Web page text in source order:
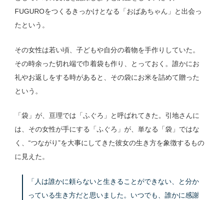
FUGUROをつくるきっかけとなる「おばあちゃん」と出会っ
たという。
その女性は若い頃、子どもや自分の着物を手作りしていた。
その時余った切れ端で巾着袋も作り、とっておく。誰かにお
礼やお返しをする時があると、その袋にお米を詰めて贈った
という。
「袋」が、亘理では「ふぐろ」と呼ばれてきた。引地さんに
は、その女性が手にする「ふぐろ」が、単なる「袋」ではな
く、“つながり”を大事にしてきた彼女の生き方を象徴するもの
に見えた。
「人は誰かに頼らないと生きることができない、と分か
っている生き方だと思いました。いつでも、誰かに感謝